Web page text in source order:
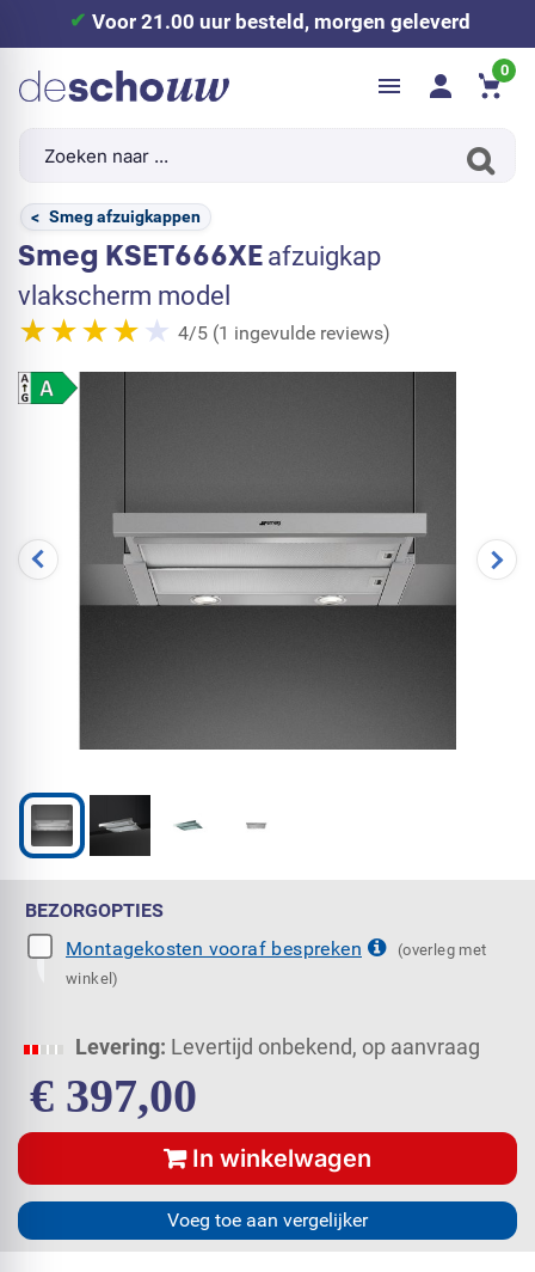
Voor 21.00 uur besteld, morgen geleverd
0
< Smeg afzuigkappen
Smeg KSET666XE afzuigkap
vlakscherm model
4/5 (1 ingevulde reviews)
BEZORGOPTIES
Montagekosten vooraf bespreken
(overleg met
winkel)
Levering: Levertijd onbekend, op aanvraag
€ 397,00
In winkelwagen
Voeg toe aan vergelijker